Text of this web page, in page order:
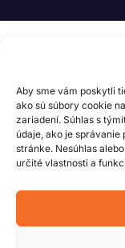
Aby sme vám poskytli
ako sú súbory cookie
zariadení. Súhlas s
údaje, ako je správanie
stránke. Nesúhlas
určité vlastnosti a